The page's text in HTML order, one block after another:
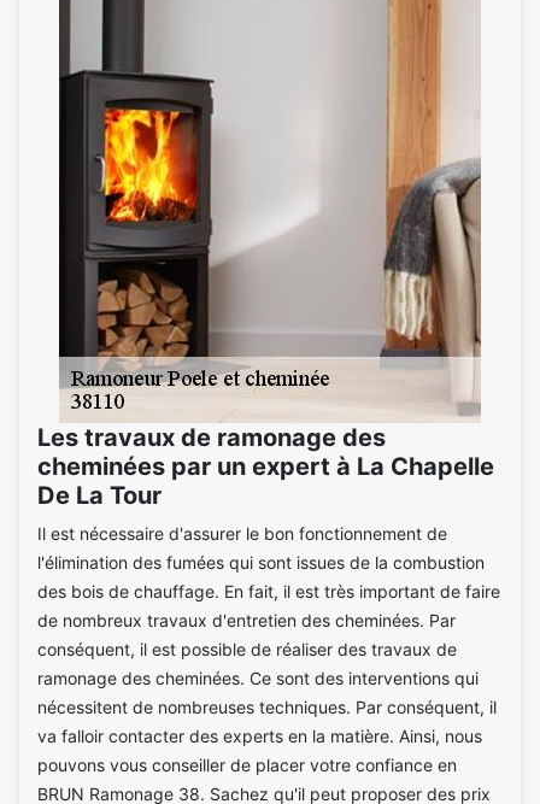
Les travaux de ramonage des
cheminées par un expert à La Chapelle
De La Tour
Il est nécessaire d'assurer le bon fonctionnement de
l'élimination des fumées qui sont issues de la combustion
des bois de chauffage. En fait, il est très important de faire
de nombreux travaux d'entretien des cheminées. Par
conséquent, il est possible de réaliser des travaux de
ramonage des cheminées. Ce sont des interventions qui
nécessitent de nombreuses techniques. Par conséquent, il
va falloir contacter des experts en la matière. Ainsi, nous
pouvons vous conseiller de placer votre confiance en
BRUN Ramonage 38. Sachez qu'il peut proposer des prix